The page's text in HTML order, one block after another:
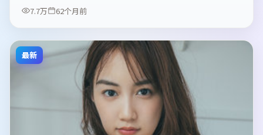
7.7万
62个月前
最新